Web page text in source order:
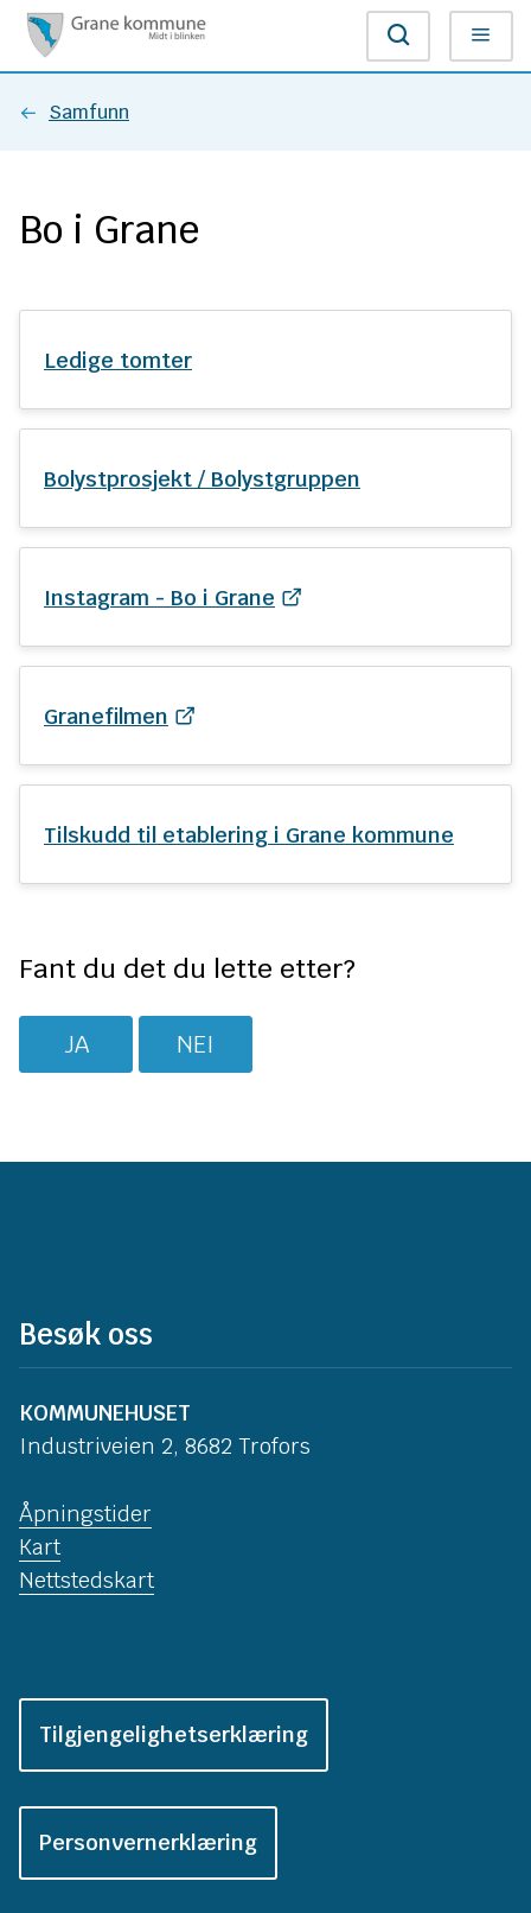
r
m
m
u
n
e
Søk Meny
Du
her:
Samfunn
Bo i Grane
Ledige tomter
Bolystprosjekt / Bolystgruppen
Instagram - Bo i Grane
Granefilmen
Tilskudd til etablering i Grane kommune
Fant du det du lette etter?
JA NEI
Besøk oss
KOMMUNEHUSET
Industriveien 2, 8682 Trofors
Åpningstider
Kart
Nettstedskart
Tilgjengelighetserklæring
Personvernerklæring